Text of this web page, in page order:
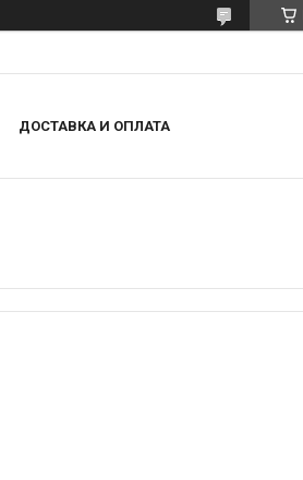
ДОСТАВКА И ОПЛАТА